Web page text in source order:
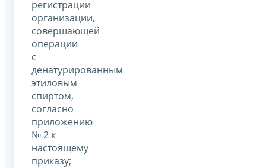
регистрации
организации,
совершающей
операции
с
денатурированным
этиловым
спиртом,
согласно
приложению
№ 2 к
настоящему
приказу;